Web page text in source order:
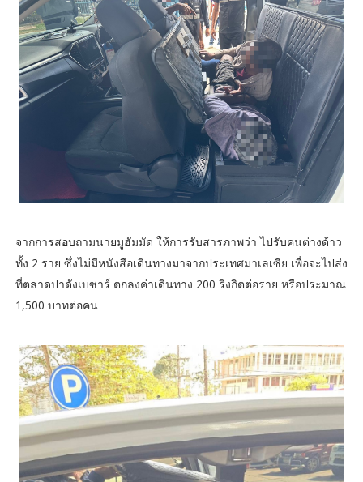
จากการสอบถามนายมูฮัมมัด ให้การรับสารภาพว่า ไปรับคนต่างด้าว
ทั้ง 2 ราย ซึ่งไม่มีหนังสือเดินทางมาจากประเทศมาเลเซีย เพื่อจะไปส่ง
ที่ตลาดปาดังเบซาร์ ตกลงค่าเดินทาง 200 ริงกิตต่อราย หรือประมาณ
1,500 บาทต่อคน